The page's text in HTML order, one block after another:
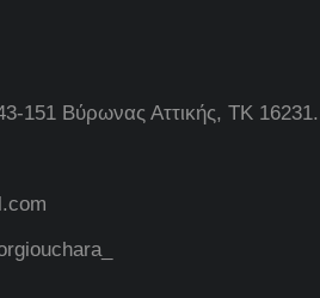
151 Βύρωνας Αττικής, ΤΚ 16231.